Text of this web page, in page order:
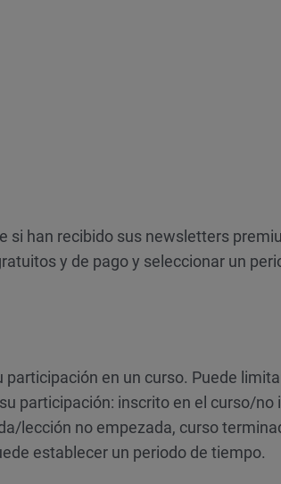
si han recibido sus newsletters
y de pago y seleccionar un
en un curso. Puede
participación: inscrito en el curso/no
lección no empezada, curso
establecer un periodo de tiempo.